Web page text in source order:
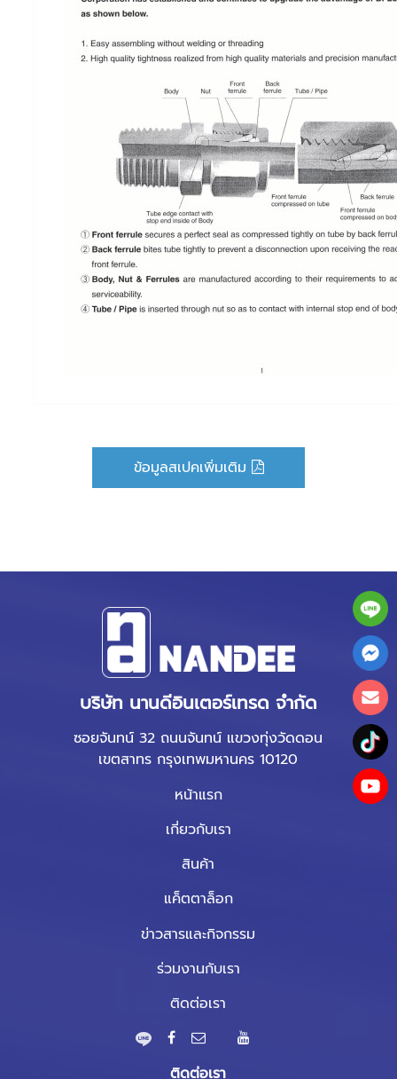
ข้อมูลสเปคเพิ่มเติม
บริษัท นานดีอินเตอร์เทรด จำกัด
ซอยจันทน์ 32 ถนนจันทน์ แขวงทุ่งวัดดอน
เขตสาทร กรุงเทพมหานคร 10120
หน้าแรก
เกี่ยวกับเรา
สินค้า
แค็ตตาล็อก
ข่าวสารและกิจกรรม
ร่วมงานกับเรา
ติดต่อเรา
ติดต่อเรา